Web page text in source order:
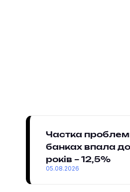
Частка
банках впала
років – 12,5%
05.08.2026